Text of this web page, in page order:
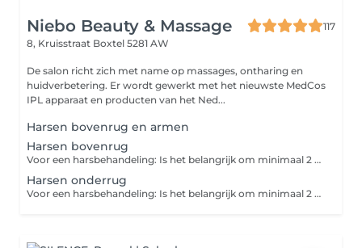
Niebo Beauty & Massage
117
8, Kruisstraat Boxtel 5281 AW
De salon richt zich met name op massages, ontharing en
huidverbetering. Er wordt gewerkt met het nieuwste MedCos
IPL apparaat en producten van het Ned...
Harsen bovenrug en armen
Harsen bovenrug
Voor een harsbehandeling: Is het belangrijk om minimaal 2 tot 3 weken vóór de afspraak te stoppen met scheren, zodat de haren de juiste lengte hebben: ongeveer 0,5 tot maximaal 1,0 cm. Op de dag van de behandeling: Draag comfortabele kleding: Kies voor loszittende, ademende stoffen om wrijving en irritatie na de behandeling te voorkomen. Vermijd zon en zonnebank: Stel je huid niet bloot aan direct zonlicht of de zonnebank in de 24 uur voorafgaand aan je afspraak.
Harsen onderrug
Voor een harsbehandeling: Is het belangrijk om minimaal 2 tot 3 weken vóór de afspraak te stoppen met scheren, zodat de haren de juiste lengte hebben: ongeveer 0,5 tot maximaal 1,0 cm. Op de dag van de behandeling: Draag comfortabele kleding: Kies voor loszittende, ademende stoffen om wrijving en irritatie na de behandeling te voorkomen. Vermijd zon en zonnebank: Stel je huid niet bloot aan direct zonlicht of de zonnebank in de 24 uur voorafgaand aan je afspraak.